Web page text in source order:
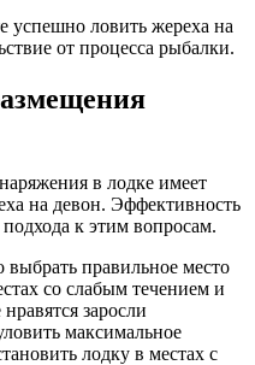
успешно ловить жереха на
от процесса рыбалки.
в лодке имеет
на девон. Эффективность
к этим вопросам.
правильное место
со слабым течением и
заросли
максимальное
лодку в местах с